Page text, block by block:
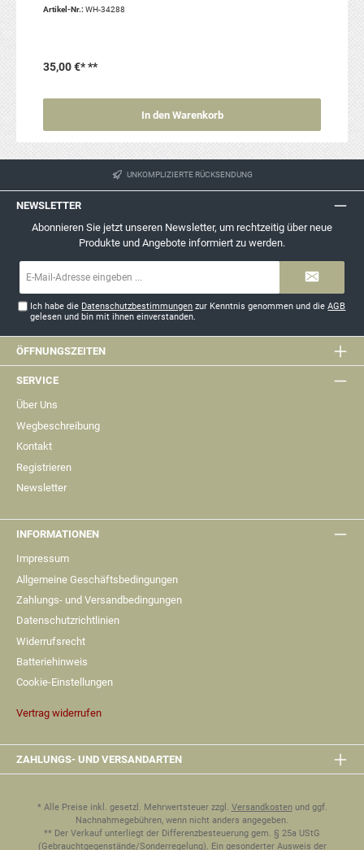
Artikel-Nr.: WH-34288
35,00 €***
In den Warenkorb
UNKOMPLIZIERTE RÜCKSENDUNG
NEWSLETTER
Abonnieren Sie jetzt unseren Newsletter, um rechtzeitig über neue
Produkte und Angebote informiert zu werden.
Ich habe die Datenschutzbestimmungen zur Kenntnis genommen und dieAGB
gelesen und bin mit ihnen einverstanden.
ÖFFNUNGSZEITEN
SERVICE
Über Uns
Wegbeschreibung
Kontakt
Registrieren
Newsletter
INFORMATIONEN
Impressum
Allgemeine Geschäftsbedingungen
Zahlungs- und Versandbedingungen
Datenschutzrichtlinien
Widerrufsrecht
Batteriehinweis
Cookie-Einstellungen
Vertrag widerrufen
ZAHLUNGS- UND VERSANDARTEN
* Alle Preise inkl. gesetzl. Mehrwertsteuer zzgl. Versandkostenund ggf.
Nachnahmegebühren, wenn nicht anders angegeben.
** Der Verkauf unterliegt der Differenzbesteuerung gem. § 25a UStG
(Gebrauchtgegenstände/Sonderregelung). Ein gesonderter Ausweis der